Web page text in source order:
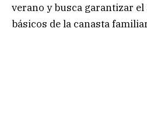
verano y busca garantizar
básicos de la canasta